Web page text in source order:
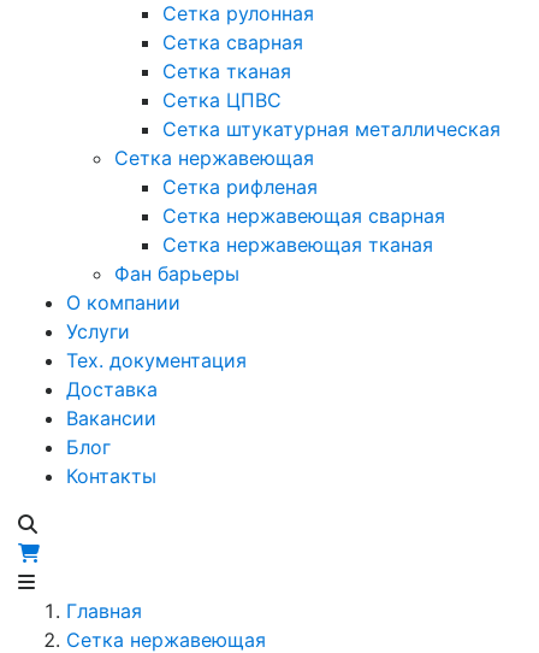
Сетка рулонная
Сетка сварная
Сетка тканая
Сетка ЦПВС
Сетка штукатурная металлическая
Сетка нержавеющая
Сетка рифленая
Сетка нержавеющая сварная
Сетка нержавеющая тканая
Фан барьеры
О компании
Услуги
Тех. документация
Доставка
Вакансии
Блог
Контакты
Главная
Сетка нержавеющая